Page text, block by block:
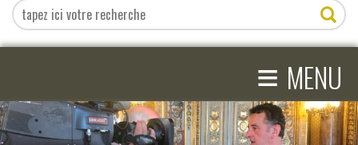
≡ MENU
EN DIRECT DU CANTAL
COMPRENDRE LE SÉNAT